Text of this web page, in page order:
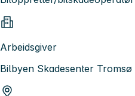
Arbeidsgiver
Bilbyen Skadesenter Tromsø